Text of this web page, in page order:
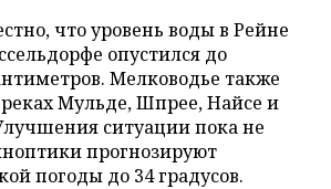
что уровень воды в Рейне
опустился до
Мелководье также
Мульде, Шпрее, Найсе и
ситуации пока не
прогнозируют
погоды до 34 градусов.